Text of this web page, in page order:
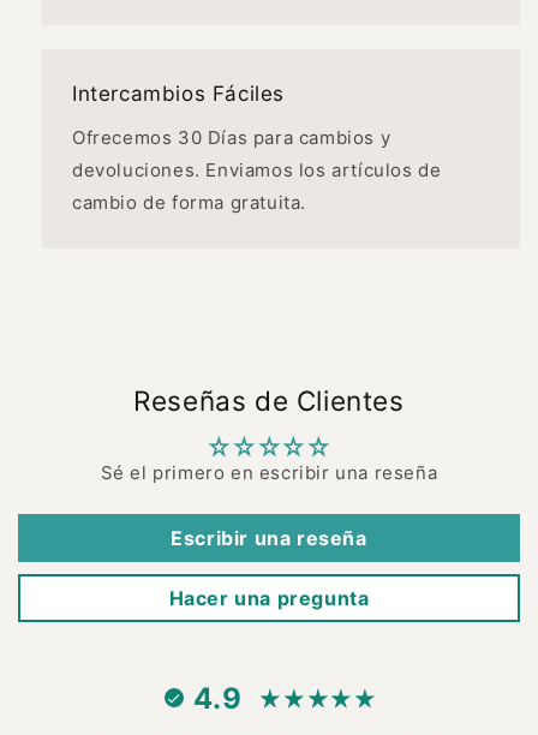
Intercambios Fáciles
Ofrecemos 30 Días para cambios y
devoluciones. Enviamos los artículos de
cambio de forma gratuita.
Reseñas de Clientes
Sé el primero en escribir una reseña
Escribir una reseña
Hacer una pregunta
4.9